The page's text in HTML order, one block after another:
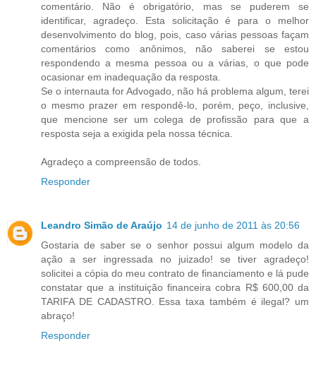
comentário. Não é obrigatório, mas se puderem se
identificar, agradeço. Esta solicitação é para o melhor
desenvolvimento do blog, pois, caso várias pessoas façam
comentários como anônimos, não saberei se estou
respondendo a mesma pessoa ou a várias, o que pode
ocasionar em inadequação da resposta.
Se o internauta for Advogado, não há problema algum, terei
o mesmo prazer em respondê-lo, porém, peço, inclusive,
que mencione ser um colega de profissão para que a
resposta seja a exigida pela nossa técnica.
Agradeço a compreensão de todos.
Responder
Leandro Simão de Araújo 14 de junho de 2011 às 20:56
Gostaria de saber se o senhor possui algum modelo da
ação a ser ingressada no juizado! se tiver agradeço!
solicitei a cópia do meu contrato de financiamento e lá pude
constatar que a instituição financeira cobra R$ 600,00 da
TARIFA DE CADASTRO. Essa taxa também é ilegal? um
abraço!
Responder